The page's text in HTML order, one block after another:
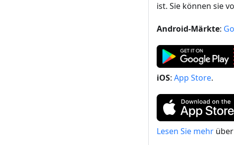
ist. Sie können sie
Android-Märkte:
iOS: App Store.
Lesen Sie mehr